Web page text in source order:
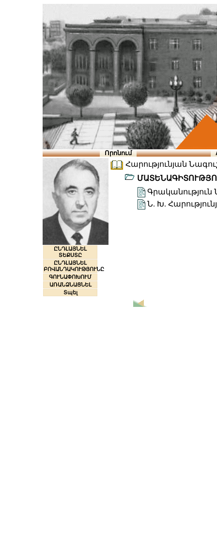
Որոնում
ԸՆԴԼԱՅՆԵԼ
ՏԵՔՍՏԸ
ԸՆԴԼԱՅՆԵԼ
ԲՈՎԱՆԴԱԿՈՒԹՅՈՒՆԸ
ԳՈՒՆԱՓՈԽՈՒՄ
ԱՌԱՆՁՆԱՑՆԵԼ
Տպել
Հարությունյան
Գրականություն
Ն. Խ.